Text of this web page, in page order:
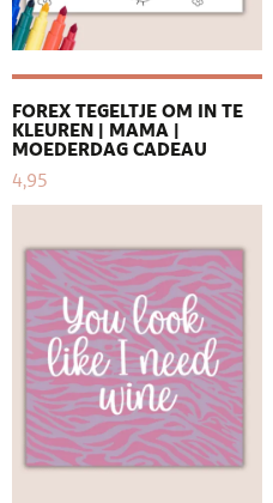
FOREX TEGELTJE OM IN TE
KLEUREN | MAMA |
MOEDERDAG CADEAU
4,95